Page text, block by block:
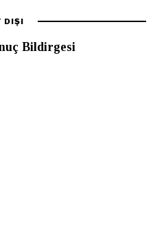
DIŞI
Bildirgesi